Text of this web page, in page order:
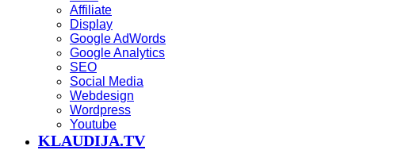
Affiliate
Display
Google AdWords
Google Analytics
SEO
Social Media
Webdesign
Wordpress
Youtube
KLAUDIJA.TV